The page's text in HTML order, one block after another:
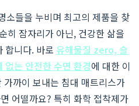
소들을 누비며 최고의 제품을 찾
히 잠자리가 아닌, 건강한 삶을
합니다. 바로 유해물질 zero, 슬
없는 안전한 수면 환경에 대한 이
까이 보내는 침대 매트리스가
어떨까요? 특히 화학 접착제가